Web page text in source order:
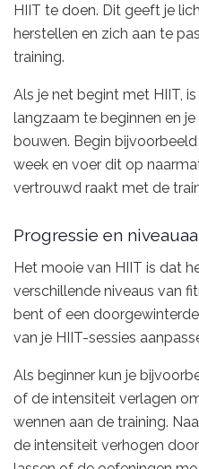
HIIT te doen. Dit geeft je
herstellen en zich aan te
training.
Als je net begint met HIIT,
langzaam te beginnen en
bouwen. Begin
week en voer dit op
vertrouwd raakt met de
Progressie en
Het mooie van HIIT is dat
verschillende niveaus van
bent of een
van je HIIT-sessies
Als beginner kun je
of de intensiteit verlagen
wennen aan de training.
de intensiteit verhogen